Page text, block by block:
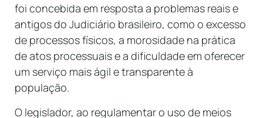
foi concebida em resposta a problemas reais e
antigos do Judiciário brasileiro, como o excesso
de processos físicos, a morosidade na prática
de atos processuais e a dificuldade em oferecer
um serviço mais ágil e transparente à
população.
O legislador, ao regulamentar o uso de meios